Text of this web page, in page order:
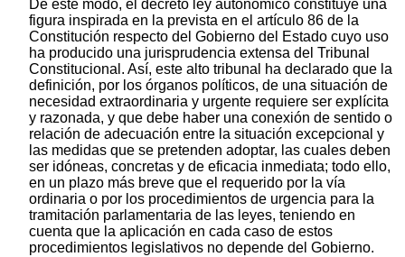
De este modo, el decreto ley autonómico constituye una
figura inspirada en la prevista en el artículo 86 de la
Constitución respecto del Gobierno del Estado cuyo uso
ha producido una jurisprudencia extensa del Tribunal
Constitucional. Así, este alto tribunal ha declarado que la
definición, por los órganos políticos, de una situación de
necesidad extraordinaria y urgente requiere ser explícita
y razonada, y que debe haber una conexión de sentido o
relación de adecuación entre la situación excepcional y
las medidas que se pretenden adoptar, las cuales deben
ser idóneas, concretas y de eficacia inmediata; todo ello,
en un plazo más breve que el requerido por la vía
ordinaria o por los procedimientos de urgencia para la
tramitación parlamentaria de las leyes, teniendo en
cuenta que la aplicación en cada caso de estos
procedimientos legislativos no depende del Gobierno.